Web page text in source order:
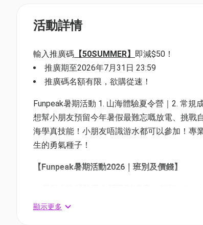
活動詳情
輸入推廣碼 【50SUMMER】 即減$50！
推廣期至2026年7月31日 23:59
推廣碼名額有限，欲購從速！
Funpeak暑期活動 1. 山海體驗夏令營｜2. 常規
想幫小朋友預留今年暑假最難忘嘅放電、挑戰
海學真技能！小朋友唔識游水都可以參加！專
生的勇氣種子！
【Funpeak暑期活動2026｜班別及價錢】
專業教練 1:8 全程陪伴，不懂游泳亦可參加，
顯示更多